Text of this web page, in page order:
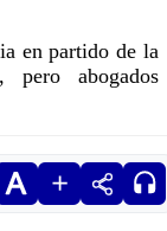
en partido de la
pero abogados